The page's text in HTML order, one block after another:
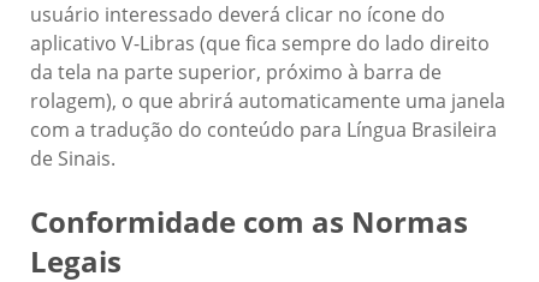
usuário interessado deverá clicar no ícone do
aplicativo V-Libras (que fica sempre do lado direito
da tela na parte superior, próximo à barra de
rolagem), o que abrirá automaticamente uma janela
com a tradução do conteúdo para Língua Brasileira
de Sinais.
Conformidade com as Normas
Legais